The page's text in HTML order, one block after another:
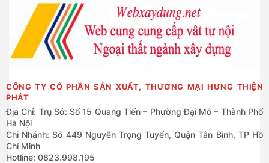
CÔNG TY CỔ PHẦN SẢN XUẤT, THƯƠNG MẠI HƯNG THIỆN
PHÁT
Địa Chỉ: Trụ Sở: Số 15 Quang Tiến – Phường Đại Mỗ – Thành Phố
Hà Nội
Chi Nhánh: Số 449 Nguyễn Trọng Tuyển, Quận Tân Bình, TP Hồ
Chí Minh
Hotline: 0823.998.195